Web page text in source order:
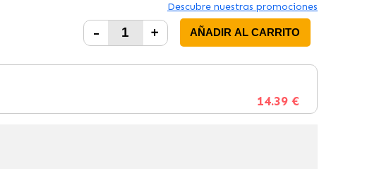
Descubre nuestras promociones
- + AÑADIR AL CARRITO
14.39 €